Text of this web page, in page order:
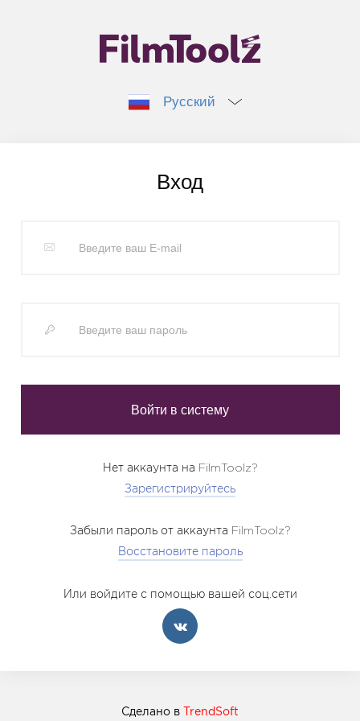
Русский
Вход
Нет аккаунта на FilmToolz?
Зарегистрируйтесь
Забыли пароль от аккаунта FilmToolz?
Восстановите пароль
Или войдите с помощью вашей соц.сети
Сделано в TrendSoft